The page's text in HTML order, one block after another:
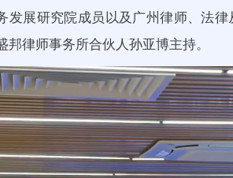
发展研究院成员以及广州律师、法
邦律师事务所合伙人孙亚博主持。